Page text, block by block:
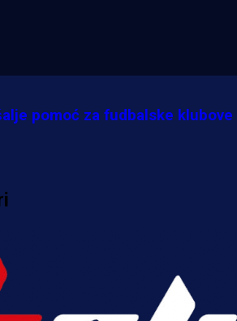
pomoć za fudbalske klubove